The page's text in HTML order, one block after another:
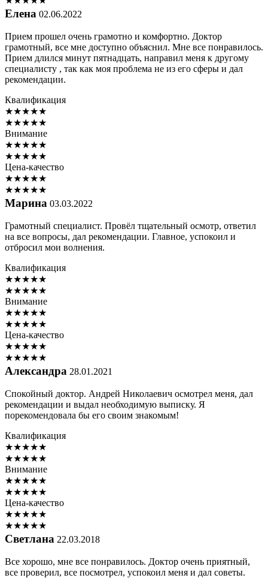
Елена 02.06.2022
Прием прошел очень грамотно и комфортно. Доктор
грамотный, все мне доступно объяснил. Мне все понравилось.
Прием длился минут пятнадцать, направил меня к другому
специалисту , так как моя проблема не из его сферы и дал
рекомендации.
Квалификация
★★★★★
★★★★★
Внимание
★★★★★
★★★★★
Цена-качество
★★★★★
★★★★★
Марина 03.03.2022
Грамотный специалист. Провёл тщательный осмотр, ответил
на все вопросы, дал рекомендации. Главное, успокоил и
отбросил мои волнения.
Квалификация
★★★★★
★★★★★
Внимание
★★★★★
★★★★★
Цена-качество
★★★★★
★★★★★
Александра 28.01.2021
Спокойный доктор. Андрей Николаевич осмотрел меня, дал
рекомендации и выдал необходимую выписку. Я
порекомендовала бы его своим знакомым!
Квалификация
★★★★★
★★★★★
Внимание
★★★★★
★★★★★
Цена-качество
★★★★★
★★★★★
Светлана 22.03.2018
Все хорошо, мне все понравилось. Доктор очень приятный,
все проверил, все посмотрел, успокоил меня и дал советы.